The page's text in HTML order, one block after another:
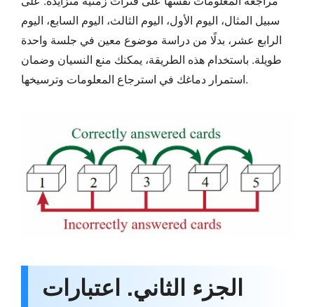
سبيل المثال، اليوم الأول، اليوم الثالث، اليوم السابع، اليوم
الرابع عشر، بدلًا من دراسة موضوع معين في جلسة واحدة
طويلة. باستخدام هذه الطريقة، يمكنك منع النسيان وضمان
استمرار دماغك في استرجاع المعلومات وترسيخها.
الجزء الثاني. اعتبارات